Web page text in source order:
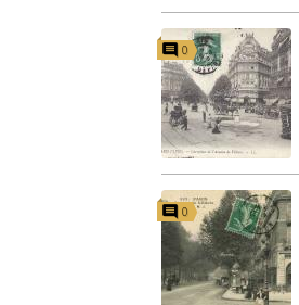
0
0